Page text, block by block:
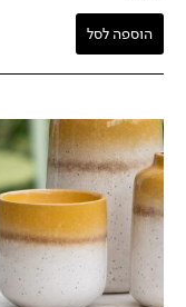
הוספה לסל